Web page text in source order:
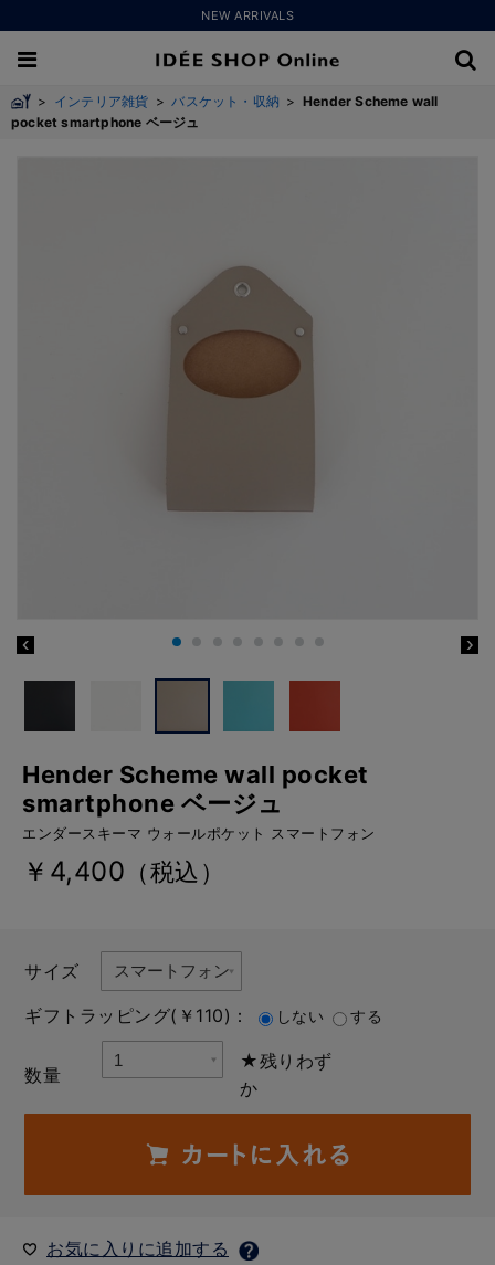
NEW ARRIVALS
> インテリア雑貨 >バスケット・収納 >Hender Scheme wall
pocket smartphone ベージュ
Hender Scheme wall pocket
smartphone ベージュ
エンダースキーマ ウォールポケット スマートフォン
￥4,400 （税込）
サイズ
ギフトラッピング(￥110)：
しない する
数量
★残りわず
か
お気に入りに追加する